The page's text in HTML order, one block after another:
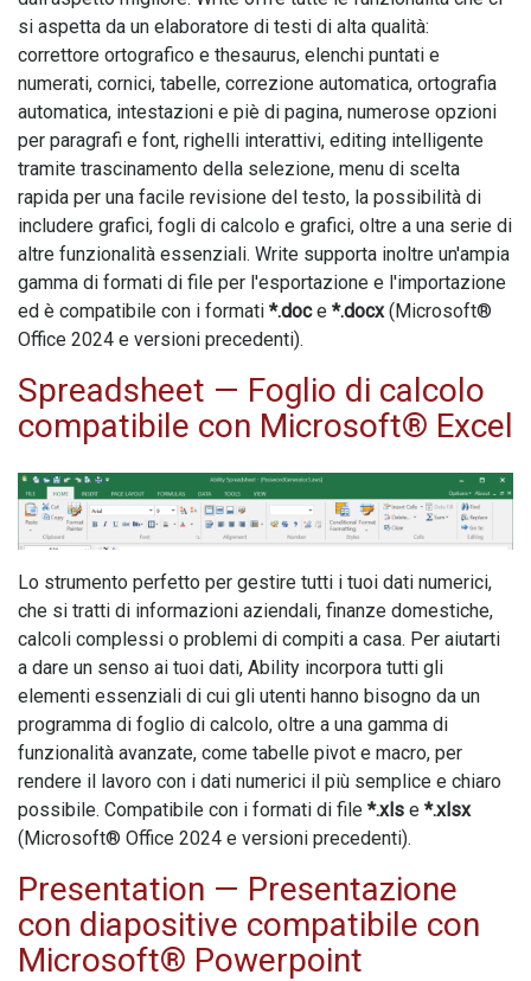
si aspetta da un elaboratore di testi di alta qualità:
correttore ortografico e thesaurus, elenchi puntati e
numerati, cornici, tabelle, correzione automatica, ortografia
automatica, intestazioni e piè di pagina, numerose opzioni
per paragrafi e font, righelli interattivi, editing intelligente
tramite trascinamento della selezione, menu di scelta
rapida per una facile revisione del testo, la possibilità di
includere grafici, fogli di calcolo e grafici, oltre a una serie di
altre funzionalità essenziali. Write supporta inoltre un'ampia
gamma di formati di file per l'esportazione e l'importazione
ed è compatibile con i formati *.doce *.docx(Microsoft®
Office 2024 e versioni precedenti).
Spreadsheet — Foglio di calcolo
compatibile con Microsoft® Excel
Lo strumento perfetto per gestire tutti i tuoi dati numerici,
che si tratti di informazioni aziendali, finanze domestiche,
calcoli complessi o problemi di compiti a casa. Per aiutarti
a dare un senso ai tuoi dati, Ability incorpora tutti gli
elementi essenziali di cui gli utenti hanno bisogno da un
programma di foglio di calcolo, oltre a una gamma di
funzionalità avanzate, come tabelle pivot e macro, per
rendere il lavoro con i dati numerici il più semplice e chiaro
possibile. Compatibile con i formati di file *.xls e *.xlsx
(Microsoft® Office 2024 e versioni precedenti).
Presentation — Presentazione
con diapositive compatibile con
Microsoft® Powerpoint